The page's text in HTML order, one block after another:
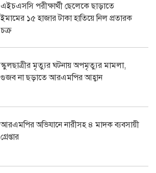
এইচএসসি পরীক্ষার্থী ছেলেকে ছাড়াতে
ইমামের ১৫ হাজার টাকা হাতিয়ে নিল প্রতারক
চক্র
স্কুলছাত্রীর মৃত্যুর ঘটনায় অপমৃত্যুর মামলা,
গুজব না ছড়াতে আরএমপির আহ্বান
আরএমপির অভিযানে নারীসহ ৪ মাদক ব্যবসায়ী
গ্রেপ্তার